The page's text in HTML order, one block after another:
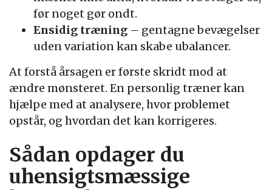
før noget gør ondt.
Ensidig træning – gentagne bevægelser
uden variation kan skabe ubalancer.
At forstå årsagen er første skridt mod at
ændre mønsteret. En personlig træner kan
hjælpe med at analysere, hvor problemet
opstår, og hvordan det kan korrigeres.
Sådan opdager du
uhensigtsmæssige